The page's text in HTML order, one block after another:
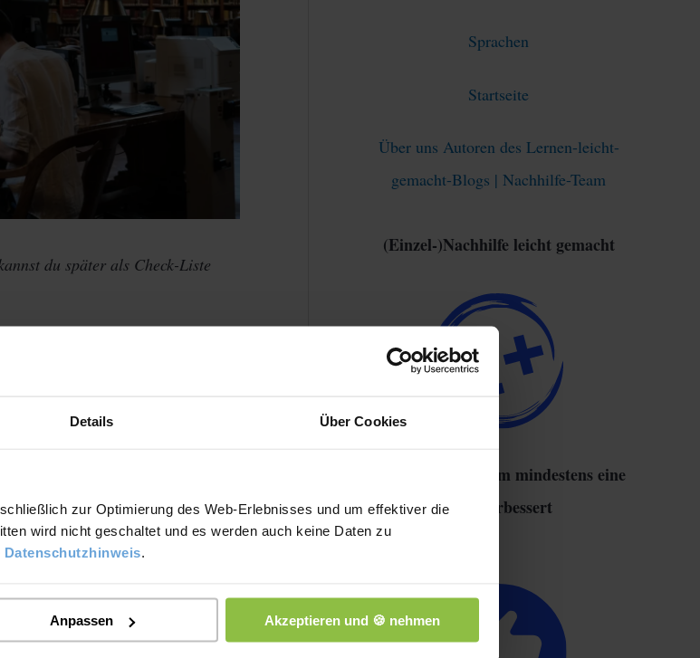
Details Über Cookies
zur Optimierung des Web-Erlebnisses und um effektiver die
wird nicht geschaltet und es werden auch keine Daten zu
Datenschutzhinweis.
Anpassen Akzeptieren und 🍪 nehmen
du später als Check-Liste
auch nur diese
Sprachen
Startseite
Über uns Autoren des Lernen-leicht-
gemacht-Blogs | Nachhilfe-Team
(Einzel-)Nachhilfe leicht gemacht
93% haben sich um mindestens eine
Note verbessert